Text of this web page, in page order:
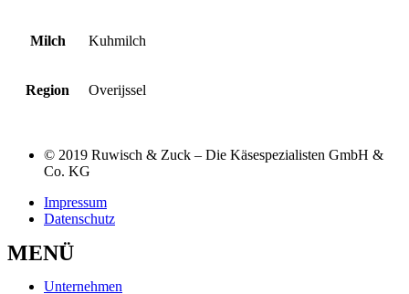
Milch Kuhmilch
Region Overijssel
© 2019 Ruwisch & Zuck – Die Käsespezialisten GmbH &
Co. KG
Impressum
Datenschutz
MENÜ
Unternehmen